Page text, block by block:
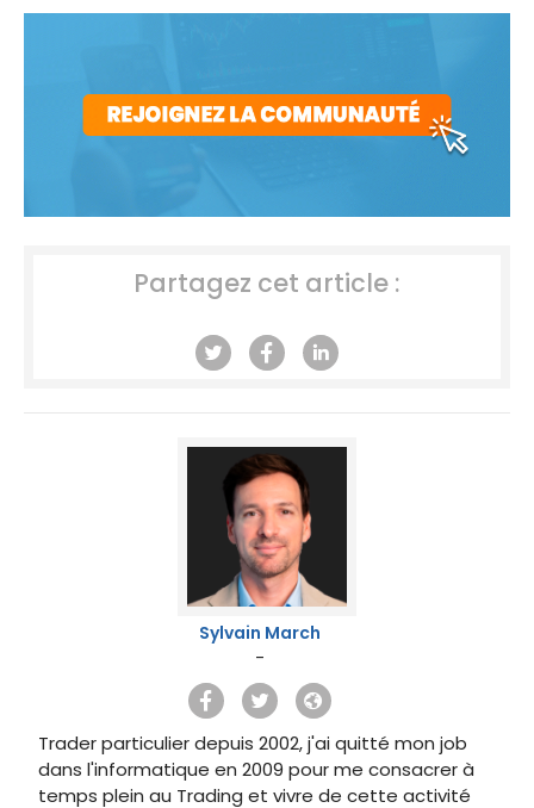
Partagez cet article :
Sylvain March
-
Trader particulier depuis 2002, j'ai quitté mon job
dans l'informatique en 2009 pour me consacrer à
temps plein au Trading et vivre de cette activité